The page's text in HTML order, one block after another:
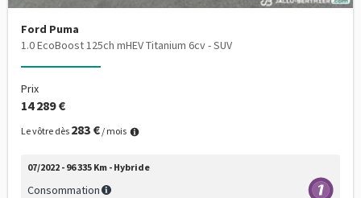
Ford Puma
1.0 EcoBoost 125ch mHEV Titanium 6cv - SUV
Prix
14 289 €
Le vôtre dès 283 € / mois
07/2022 - 96 335 Km - Hybride
Consommation